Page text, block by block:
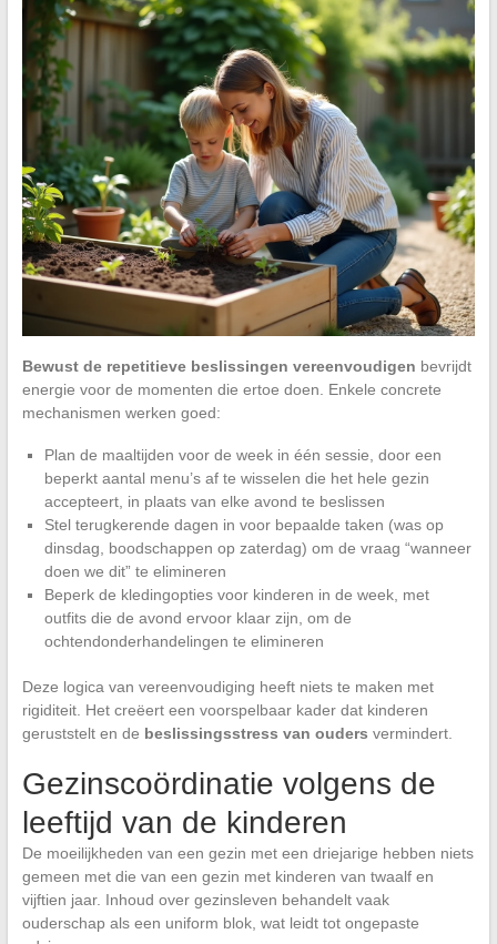
Bewust de repetitieve beslissingen vereenvoudigen bevrijdt
energie voor de momenten die ertoe doen. Enkele concrete
mechanismen werken goed:
Plan de maaltijden voor de week in één sessie, door een
beperkt aantal menu’s af te wisselen die het hele gezin
accepteert, in plaats van elke avond te beslissen
Stel terugkerende dagen in voor bepaalde taken (was op
dinsdag, boodschappen op zaterdag) om de vraag “wanneer
doen we dit” te elimineren
Beperk de kledingopties voor kinderen in de week, met
outfits die de avond ervoor klaar zijn, om de
ochtendonderhandelingen te elimineren
Deze logica van vereenvoudiging heeft niets te maken met
rigiditeit. Het creëert een voorspelbaar kader dat kinderen
geruststelt en de beslissingsstress van ouders vermindert.
Gezinscoördinatie volgens de
leeftijd van de kinderen
De moeilijkheden van een gezin met een driejarige hebben niets
gemeen met die van een gezin met kinderen van twaalf en
vijftien jaar. Inhoud over gezinsleven behandelt vaak
ouderschap als een uniform blok, wat leidt tot ongepaste